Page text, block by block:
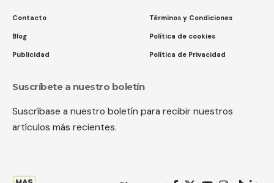
Contacto
Blog
Publicidad
Términos y Condiciones
Política de cookies
Política de Privacidad
Suscríbete a nuestro boletín
Suscríbase a nuestro boletín para recibir nuestros
artículos más recientes.